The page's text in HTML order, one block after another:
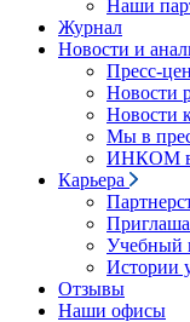
Наши
Журнал
Новости и
Пресс-
Новости
Новости
Мы в
ИНКОМ в
Карьера
Учебный
Истории
Отзывы
Наши офисы